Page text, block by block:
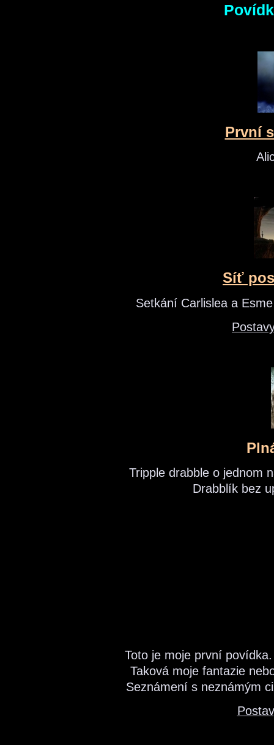
První
Síť
Setkání Carlislea a
Tripple drabble o jednom
Drabblík bez
Toto je moje první
Taková moje fantazie
Seznámení s neznámým